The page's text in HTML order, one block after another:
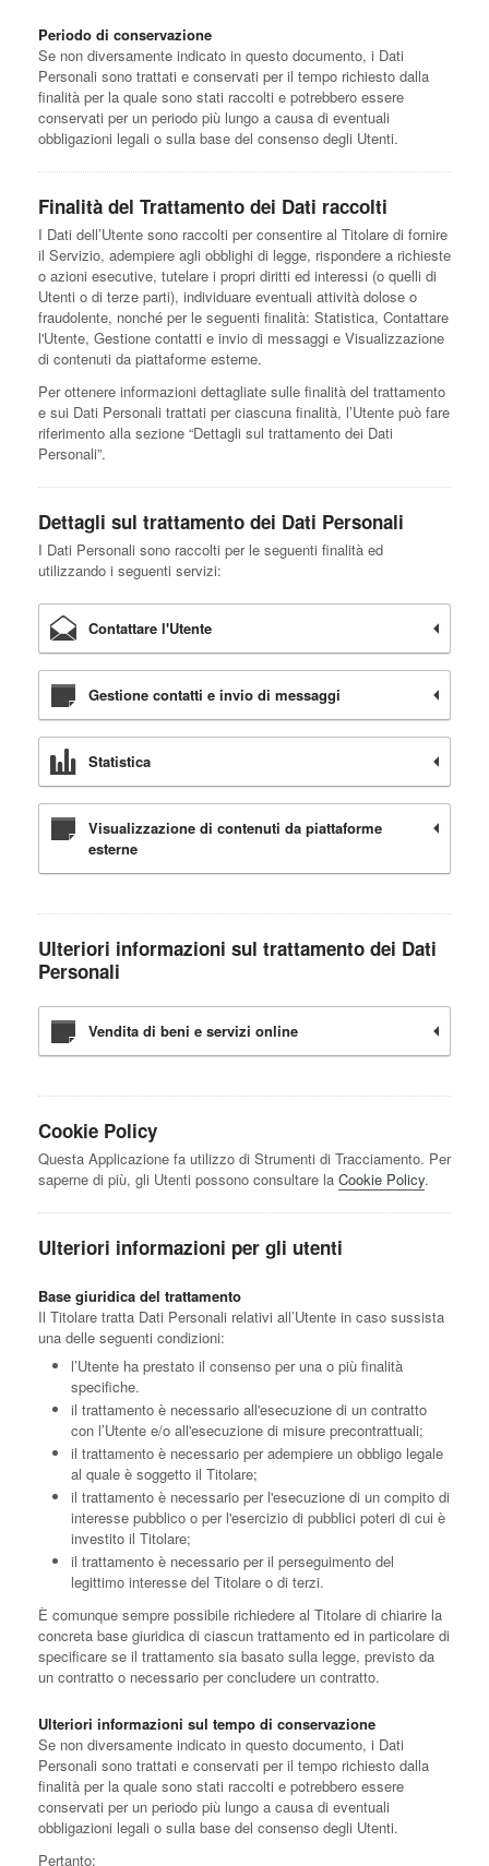
Periodo di conservazione
Se non diversamente indicato in questo documento, i Dati
Personali sono trattati e conservati per il tempo richiesto dalla
finalità per la quale sono stati raccolti e potrebbero essere
conservati per un periodo più lungo a causa di eventuali
obbligazioni legali o sulla base del consenso degli Utenti.
Finalità del Trattamento dei Dati raccolti
I Dati dell’Utente sono raccolti per consentire al Titolare di fornire
il Servizio, adempiere agli obblighi di legge, rispondere a richieste
o azioni esecutive, tutelare i propri diritti ed interessi (o quelli di
Utenti o di terze parti), individuare eventuali attività dolose o
fraudolente, nonché per le seguenti finalità: Statistica, Contattare
l'Utente, Gestione contatti e invio di messaggi e Visualizzazione
di contenuti da piattaforme esterne.
Per ottenere informazioni dettagliate sulle finalità del trattamento
e sui Dati Personali trattati per ciascuna finalità, l’Utente può fare
riferimento alla sezione “Dettagli sul trattamento dei Dati
Personali”.
Dettagli sul trattamento dei Dati Personali
I Dati Personali sono raccolti per le seguenti finalità ed
utilizzando i seguenti servizi:
Contattare l'Utente
Gestione contatti e invio di messaggi
Statistica
Visualizzazione di contenuti da piattaforme
esterne
Ulteriori informazioni sul trattamento dei Dati
Personali
Vendita di beni e servizi online
Cookie Policy
Questa Applicazione fa utilizzo di Strumenti di Tracciamento. Per
saperne di più, gli Utenti possono consultare la Cookie Policy.
Ulteriori informazioni per gli utenti
Base giuridica del trattamento
Il Titolare tratta Dati Personali relativi all’Utente in caso sussista
una delle seguenti condizioni:
l’Utente ha prestato il consenso per una o più finalità
specifiche.
il trattamento è necessario all'esecuzione di un contratto
con l’Utente e/o all'esecuzione di misure precontrattuali;
il trattamento è necessario per adempiere un obbligo legale
al quale è soggetto il Titolare;
il trattamento è necessario per l'esecuzione di un compito di
interesse pubblico o per l'esercizio di pubblici poteri di cui è
investito il Titolare;
il trattamento è necessario per il perseguimento del
legittimo interesse del Titolare o di terzi.
È comunque sempre possibile richiedere al Titolare di chiarire la
concreta base giuridica di ciascun trattamento ed in particolare di
specificare se il trattamento sia basato sulla legge, previsto da
un contratto o necessario per concludere un contratto.
Ulteriori informazioni sul tempo di conservazione
Se non diversamente indicato in questo documento, i Dati
Personali sono trattati e conservati per il tempo richiesto dalla
finalità per la quale sono stati raccolti e potrebbero essere
conservati per un periodo più lungo a causa di eventuali
obbligazioni legali o sulla base del consenso degli Utenti.
Pertanto: